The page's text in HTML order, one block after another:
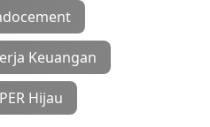
Keuangan
Hijau